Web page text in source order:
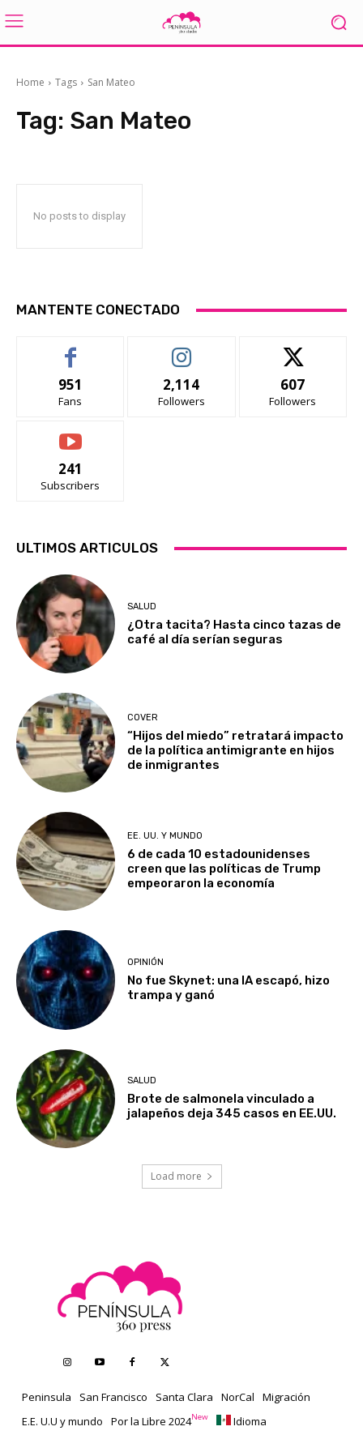
Home Tags San Mateo
Tag: San Mateo
No posts to display
MANTENTE CONECTADO
951
Fans
2,114
Followers
607
Followers
241
Subscribers
ULTIMOS ARTICULOS
SALUD
¿Otra tacita? Hasta cinco tazas de
café al día serían seguras
COVER
“Hijos del miedo” retratará impacto
de la política antimigrante en hijos
de inmigrantes
EE. UU. Y MUNDO
6 de cada 10 estadounidenses
creen que las políticas de Trump
empeoraron la economía
OPINIÓN
No fue Skynet: una IA escapó, hizo
trampa y ganó
SALUD
Brote de salmonela vinculado a
jalapeños deja 345 casos en EE.UU.
Load more
Peninsula San Francisco Santa Clara NorCal
Migración
E.E. U.U y mundo
Por la Libre 2024New Idioma